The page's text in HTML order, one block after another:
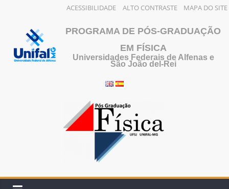
ACESSIBILIDADE ALTO CONTRASTE MAPA DO SITE
conteúdo
PROGRAMA DE PÓS-GRADUAÇÃO
EM FÍSICA
Universidades Federais de Alfenas e
São João del-Rei